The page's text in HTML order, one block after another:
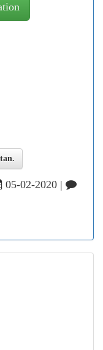
05-02-2020 |